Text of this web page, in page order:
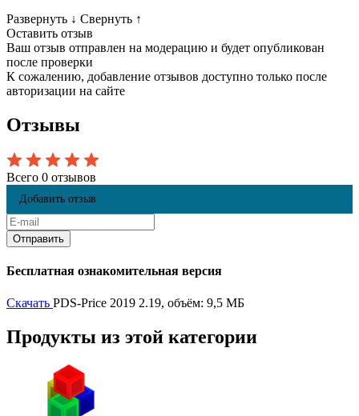
Развернуть ↓ Свернуть ↑
Оставить отзыв
Ваш отзыв отправлен на модерацию и будет опубликован
после проверки
К сожалению, добавление отзывов доступно только после
авторизации на сайте
Отзывы
Всего 0 отзывов
Добавить отзыв
Бесплатная ознакомительная версия
Скачать PDS-Price 2019 2.19, объём: 9,5 МБ
Продукты из этой категории